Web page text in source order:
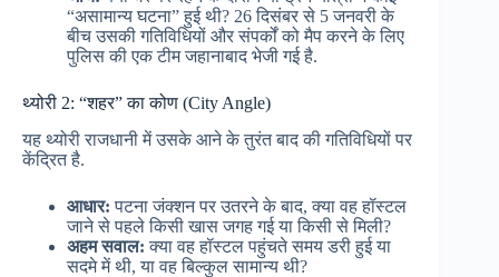
“असामान्य घटना” हुई थी? 26 दिसंबर से 5 जनवरी के
बीच उसकी गतिविधियों और संपर्कों को मैप करने के लिए
पुलिस की एक टीम जहानाबाद भेजी गई है.
थ्योरी 2: “शहर” का कोण (City Angle)
यह थ्योरी राजधानी में उसके आने के तुरंत बाद की गतिविधियों पर
केंद्रित है.
आधार: पटना जंक्शन पर उतरने के बाद, क्या वह हॉस्टल
जाने से पहले किसी खास जगह गई या किसी से मिली?
अहम सवाल: क्या वह हॉस्टल पहुंचते समय डरी हुई या
सदमे में थी, या वह बिल्कुल सामान्य थी?